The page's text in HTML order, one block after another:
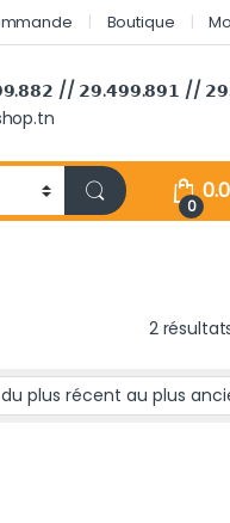
Boutique
// 𝟮𝟵.𝟰𝟵𝟵.𝟴𝟵𝟭 //
0
2